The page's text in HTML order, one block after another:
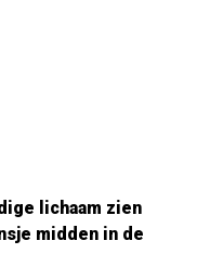
lichaam zien
midden in de